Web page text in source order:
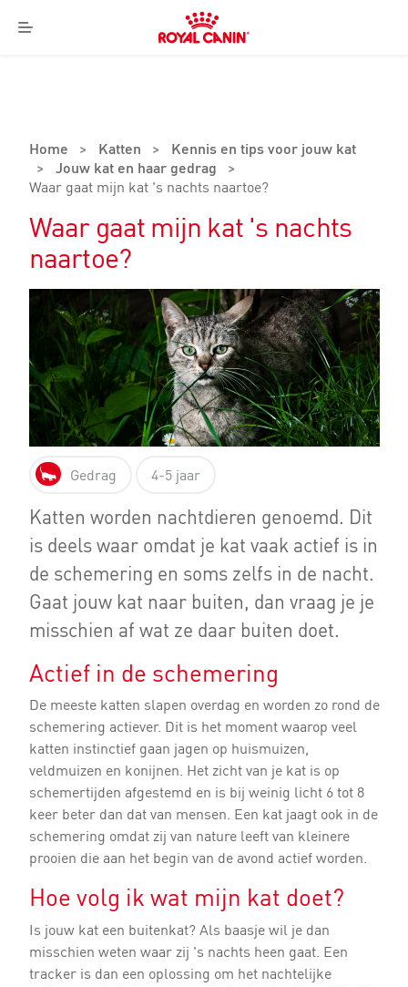
Menu
Royal
Canin
Home > Katten >
Kennis en tips voor jouw kat
> Jouw kat en haar gedrag
>
Waar gaat mijn kat 's nachts naartoe?
Waar gaat mijn kat 's nachts
naartoe?
Gedrag 4-5 jaar
Katten worden nachtdieren genoemd. Dit
is deels waar omdat je kat vaak actief is in
de schemering en soms zelfs in de nacht.
Gaat jouw kat naar buiten, dan vraag je je
misschien af wat ze daar buiten doet.
Actief in de schemering
De meeste katten slapen overdag en worden zo rond de
schemering actiever. Dit is het moment waarop veel
katten instinctief gaan jagen op huismuizen,
veldmuizen en konijnen. Het zicht van je kat is op
schemertijden afgestemd en is bij weinig licht 6 tot 8
keer beter dan dat van mensen. Een kat jaagt ook in de
schemering omdat zij van nature leeft van kleinere
prooien die aan het begin van de avond actief worden.
Hoe volg ik wat mijn kat doet?
Is jouw kat een buitenkat? Als baasje wil je dan
misschien weten waar zij 's nachts heen gaat. Een
tracker is dan een oplossing om het nachtelijke